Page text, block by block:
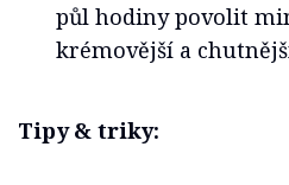
půl hodiny povolit
krémovější a
Tipy & triky: